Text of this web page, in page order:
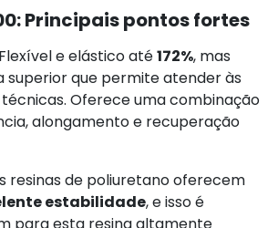
Principais pontos fortes
e elástico até172%, mas
superior que permite atender às
Oferece uma combinação
alongamento e recuperação
resinas de poliuretano oferecem
estabilidade, e isso é
para esta resina altamente